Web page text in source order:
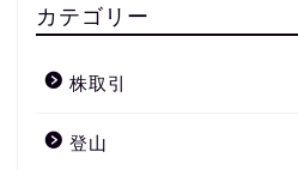
カテゴリー
株取引
登山